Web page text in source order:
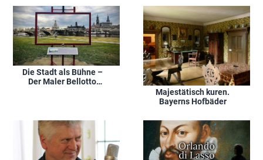
Geschichte der Saiten
Die Stadt als Bühne –
Der Maler Bellotto
Majestätisch kuren.
Bayerns Hofbäder